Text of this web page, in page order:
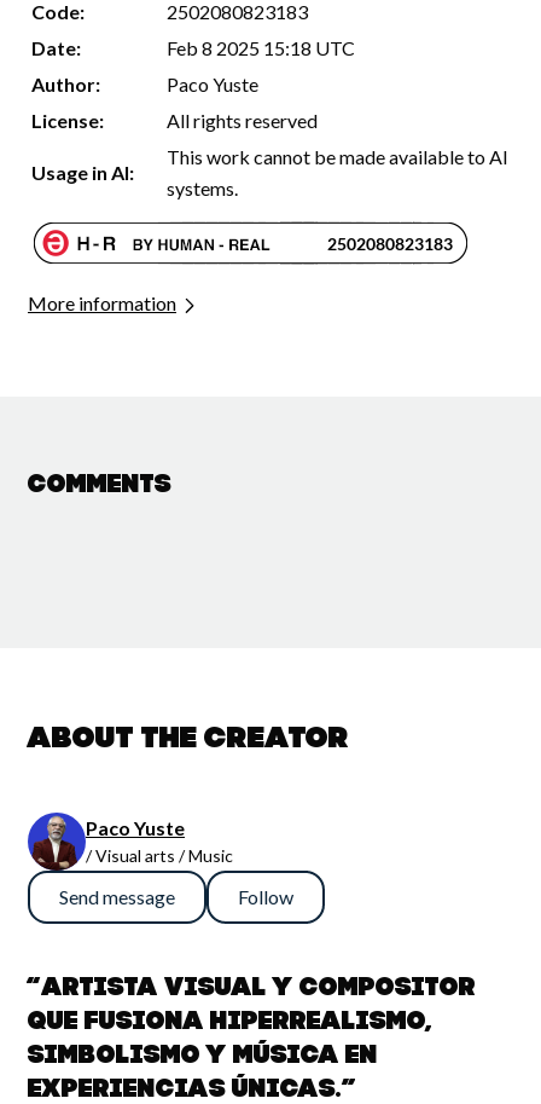
Code:
2502080823183
Date:
Feb 8 2025 15:18 UTC
Author:
Paco Yuste
License:
All rights reserved
Usage in AI:
This work cannot be made available to AI
systems.
More information
Comments
About the creator
Paco Yuste
/ Visual arts / Music
Send message Follow
“Artista visual y compositor
que fusiona hiperrealismo,
simbolismo y música en
experiencias únicas.”